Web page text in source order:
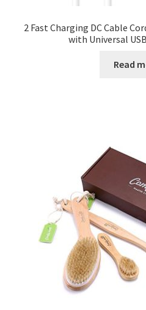
2 Fast Charging DC Cable
with Universal
Read